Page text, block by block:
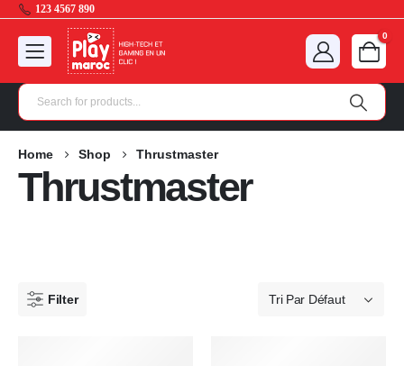
123 4567 890
0
Home Shop Thrustmaster
Thrustmaster
Filter